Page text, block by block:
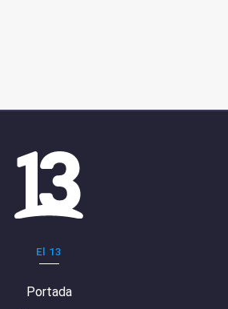
El 13
Portada